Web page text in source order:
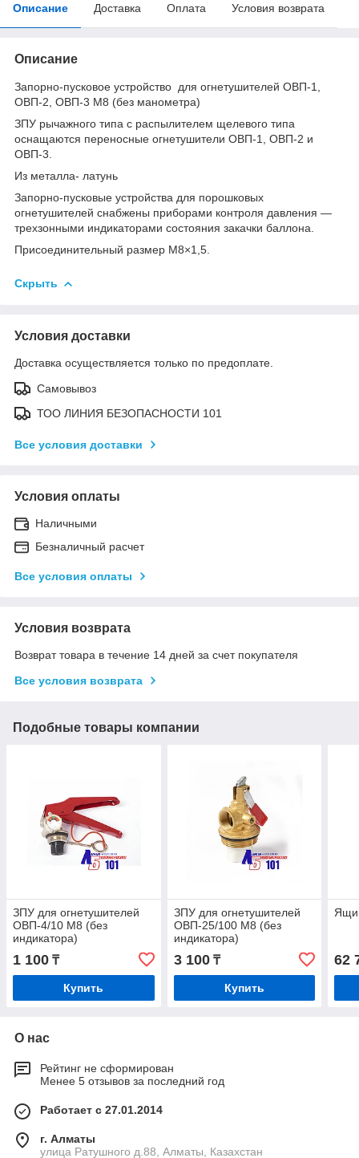
Описание Доставка Оплата Условия возврата
Описание
Запорно-пусковое устройство для огнетушителей ОВП-1,
ОВП-2, ОВП-3 М8 (без манометра)
ЗПУ рычажного типа с распылителем щелевого типа
оснащаются переносные огнетушители ОВП-1, ОВП-2 и
ОВП-3.
Из металла- латунь
Запорно-пусковые устройства для порошковых
огнетушителей снабжены приборами контроля давления —
трехзонными индикаторами состояния закачки баллона.
Присоединительный размер М8×1,5.
Скрыть
Условия доставки
Доставка осуществляется только по предоплате.
Самовывоз
ТОО ЛИНИЯ БЕЗОПАСНОСТИ 101
Все условия доставки
Условия оплаты
Наличными
Безналичный расчет
Все условия оплаты
Условия возврата
Возврат товара в течение 14 дней за счет покупателя
Все условия возврата
Подобные товары компании
ЗПУ для огнетушителей
ОВП-4/10 М8 (без
индикатора)
1 100 ₸
Купить
ЗПУ для огнетушителей
ОВП-25/100 М8 (без
индикатора)
3 100₸
Купить
62
О нас
Рейтинг не сформирован
Менее 5 отзывов за последний год
Работает с 27.01.2014
г. Алматы
улица Ратушного д.88, Алматы, Казахстан